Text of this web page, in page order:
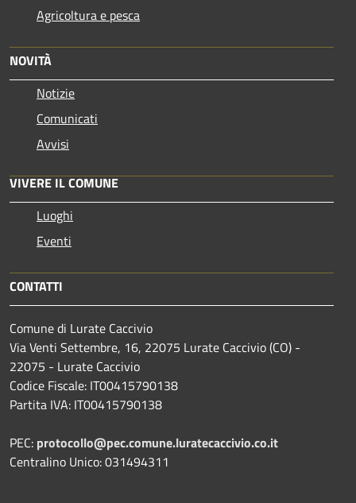
Agricoltura e pesca
NOVITÀ
Notizie
Comunicati
Avvisi
VIVERE IL COMUNE
Luoghi
Eventi
CONTATTI
Comune di Lurate Caccivio
Via Venti Settembre, 16, 22075 Lurate Caccivio (CO) -
22075 - Lurate Caccivio
Codice Fiscale: IT00415790138
Partita IVA: IT00415790138
PEC: protocollo@pec.comune.luratecaccivio.co.it
Centralino Unico: 031494311